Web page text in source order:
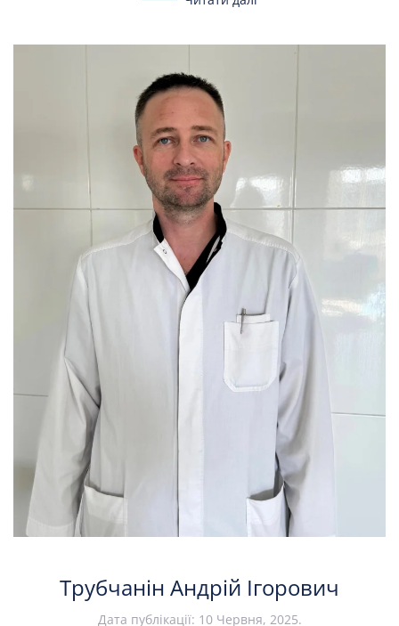
Трубчанін Андрій Ігорович
Дата публікації: 10 Червня, 2025.